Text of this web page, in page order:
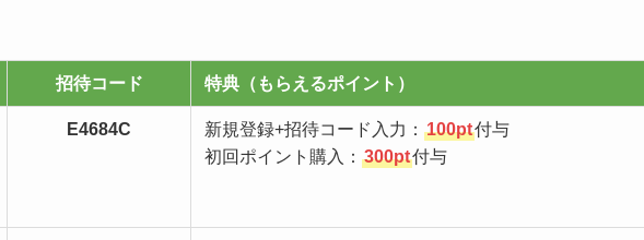
招待コード 特典（もらえるポイント）
E4684C 新規登録+招待コード入力： 100pt付与
初回ポイント購入： 300pt付与